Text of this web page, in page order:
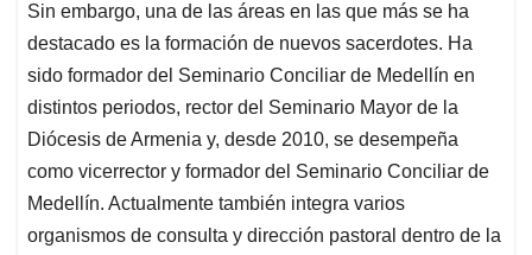
Sin embargo, una de las áreas en las que más se ha
destacado es la formación de nuevos sacerdotes. Ha
sido formador del Seminario Conciliar de Medellín en
distintos periodos, rector del Seminario Mayor de la
Diócesis de Armenia y, desde 2010, se desempeña
como vicerrector y formador del Seminario Conciliar de
Medellín. Actualmente también integra varios
organismos de consulta y dirección pastoral dentro de la